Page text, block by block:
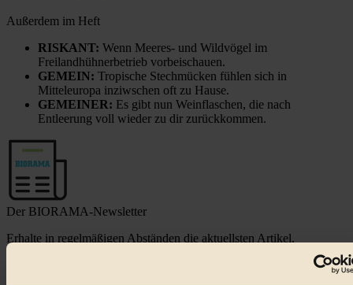
Außerdem im Heft
RISKANT: Wenn Meeres- und Wildvögel im
Freilandhühnerbetrieb vorbeischauen.
GEMEIN: Tropische Stechmücken fühlen sich in
Mitteleuropa inziwschen oft zu Hause.
GEMEINER: Es gibt nun Weinflaschen, die nach
Entleerung voll wieder zu dir zurückkommen.
Der BIORAMA-Newsletter
Erhalte in regelmäßigen Abständen die aktuellsten Artikel,
Gewinnspiele & Ausgaben übersichtlich aufbereitet vom